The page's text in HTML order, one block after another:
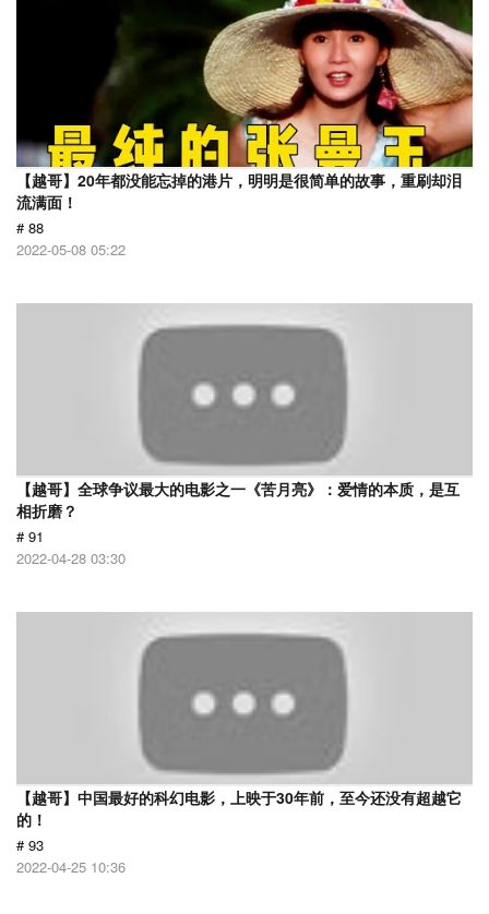
【越哥】20年都没能忘掉的港片，明明是很简单的故事，重刷却泪
流满面！
# 88
2022-05-08 05:22
【越哥】全球争议最大的电影之一《苦月亮》：爱情的本质，是互
相折磨？
# 91
2022-04-28 03:30
【越哥】中国最好的科幻电影，上映于30年前，至今还没有超越它
的！
# 93
2022-04-25 10:36